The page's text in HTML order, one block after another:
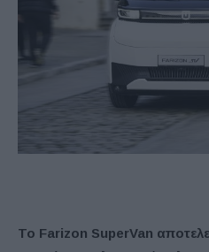
Το Farizon SuperVan